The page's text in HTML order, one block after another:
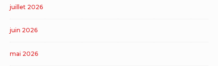
juillet 2026
juin 2026
mai 2026